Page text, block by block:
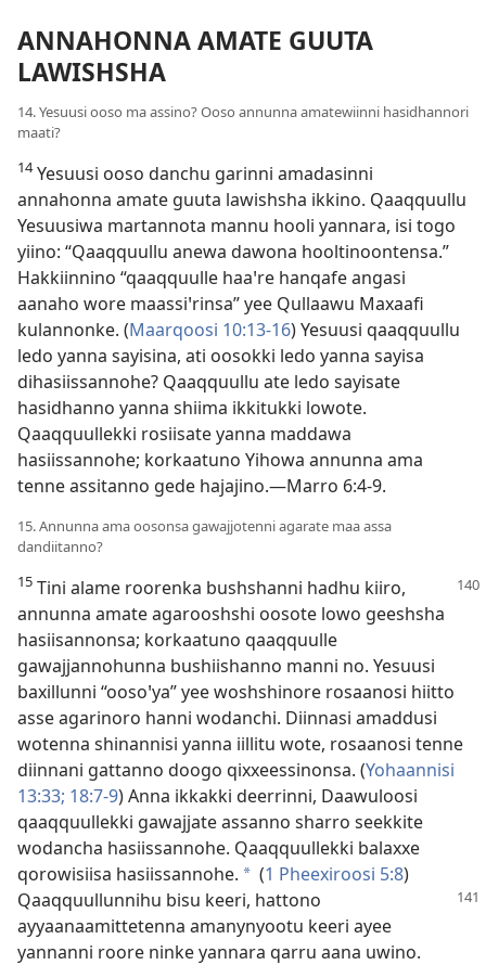
ANNAHONNA AMATE GUUTA
LAWISHSHA
14. Yesuusi ooso ma assino? Ooso annunna amatewiinni hasidhannori
maati?
14Yesuusi ooso danchu garinni amadasinni
annahonna amate guuta lawishsha ikkino. Qaaqquullu
Yesuusiwa martannota mannu hooli yannara, isi togo
yiino: “Qaaqquullu anewa dawona hooltinoontensa.”
Hakkiinnino “qaaqquulle haaꞌre hanqafe angasi
aanaho wore maassiꞌrinsa” yee Qullaawu Maxaafi
kulannonke. (Maarqoosi 10:13-16) Yesuusi qaaqquullu
ledo yanna sayisina, ati oosokki ledo yanna sayisa
dihasiissannohe? Qaaqquullu ate ledo sayisate
hasidhanno yanna shiima ikkitukki lowote.
Qaaqquullekki rosiisate yanna maddawa
hasiissannohe; korkaatuno Yihowa annunna ama
tenne assitanno gede hajajino.—Marro 6:4-9.
15. Annunna ama oosonsa gawajjotenni agarate maa assa
dandiitanno?
15 Tini alame roorenka bushshanni hadhu kiiro,
annunna amate agarooshshi oosote lowo geeshsha
hasiisannonsa; korkaatuno qaaqquulle
gawajjannohunna bushiishanno manni no. Yesuusi
baxillunni “oosoꞌya” yee woshshinore rosaanosi hiitto
asse agarinoro hanni wodanchi. Diinnasi amaddusi
wotenna shinannisi yanna iillitu wote, rosaanosi tenne
diinnani gattanno doogo qixxeessinonsa. (Yohaannisi
13:33; 18:7-9) Anna ikkakki deerrinni, Daawuloosi
qaaqquullekki gawajjate assanno sharro seekkite
wodancha hasiissannohe. Qaaqquullekki balaxxe
qorowisiisa hasiissannohe. a (1 Pheexiroosi 5:8)
Qaaqquullunnihu bisu keeri, hattono
ayyaanaamittetenna amanynyootu keeri ayee
yannanni roore ninke yannara qarru aana uwino.